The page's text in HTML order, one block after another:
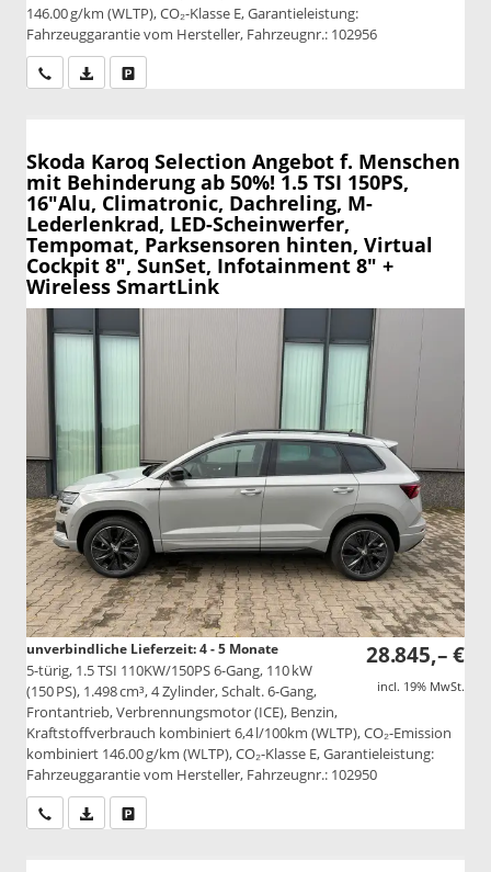
146.00 g/km (WLTP), CO₂-Klasse E, Garantieleistung:
Fahrzeuggarantie vom Hersteller, Fahrzeugnr.: 102956
Wir rufen Sie anPDF-Datei, Fahrzeugexposé drucken
Skoda Karoq Selection Angebot f. Menschen
mit Behinderung ab 50%! 1.5 TSI 150PS,
16"Alu, Climatronic, Dachreling, M-
Lederlenkrad, LED-Scheinwerfer,
Tempomat, Parksensoren hinten, Virtual
Cockpit 8", SunSet, Infotainment 8" +
Wireless SmartLink
28.845,– €
incl. 19% MwSt.
unverbindliche Lieferzeit: 4 - 5 Monate
5-türig, 1.5 TSI 110KW/150PS 6-Gang, 110 kW
(150 PS), 1.498 cm³, 4 Zylinder, Schalt. 6-Gang,
Frontantrieb, Verbrennungsmotor (ICE), Benzin,
Kraftstoffverbrauch kombiniert 6,4 l/100km (WLTP), CO₂-Emission
kombiniert 146.00 g/km (WLTP), CO₂-Klasse E, Garantieleistung:
Fahrzeuggarantie vom Hersteller, Fahrzeugnr.: 102950
Wir rufen Sie anPDF-Datei, Fahrzeugexposé drucken